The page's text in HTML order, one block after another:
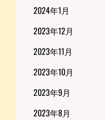
2024年1月
2023年12月
2023年11月
2023年10月
2023年9月
2023年8月